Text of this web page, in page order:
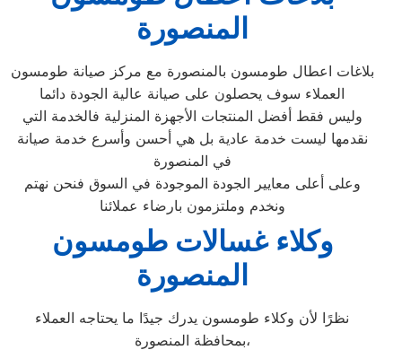
المنصورة
بلاغات اعطال طومسون بالمنصورة مع مركز صيانة طومسون
العملاء سوف يحصلون على صيانة عالية الجودة دائما
وليس فقط أفضل المنتجات الأجهزة المنزلية فالخدمة التي
نقدمها ليست خدمة عادية بل هي أحسن وأسرع خدمة صيانة
في المنصورة
وعلى أعلى معايير الجودة الموجودة في السوق فنحن نهتم
ونخدم وملتزمون بارضاء عملائنا
وكلاء غسالات طومسون
المنصورة
نظرًا لأن وكلاء طومسون يدرك جيدًا ما يحتاجه العملاء
بمحافظة المنصورة،